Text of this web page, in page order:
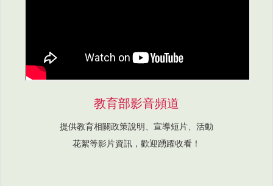
教育部影音頻道
提供教育相關政策說明、宣導短片、活動
花絮等影片資訊，歡迎踴躍收看！